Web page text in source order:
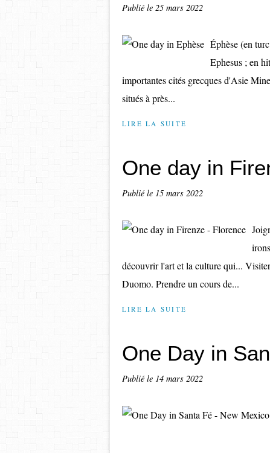
Publié le 25 mars 2022
Éphèse (en
Ephesus ; en
importantes cités grecques d'Asie
situés à près...
LIRE LA SUITE
One day in
Publié le 15 mars 2022
découvrir l'art et la culture qui...
Duomo. Prendre un cours de...
LIRE LA SUITE
One Day in
Publié le 14 mars 2022